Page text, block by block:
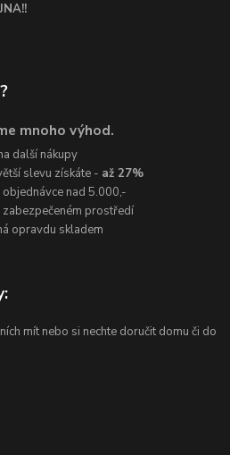
mnoho výhod.
další nákupy
slevu získáte - až 27%
objednávce nad 5.000,-
zabezpečeném prostředí
opravdu skladem
mít nebo si nechte doručit domu či do